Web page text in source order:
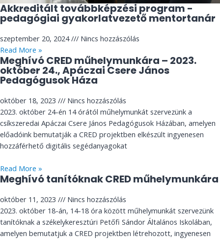
Akkreditált továbbképzési program -
pedagógiai gyakorlatvezető mentortanár
szeptember 20, 2024
Nincs hozzászólás
Read More »
Meghívó CRED műhelymunkára – 2023.
október 24., Apáczai Csere János
Pedagógusok Háza
október 18, 2023
Nincs hozzászólás
2023. október 24-én 14 órától műhelymunkát szervezünk a
csíkszeredai Apáczai Csere János Pedagógusok Házában, amelyen
előadóink bemutatják a CRED projektben elkészült ingyenesen
hozzáférhető digitális segédanyagokat
Read More »
Meghívó tanítóknak CRED műhelymunkára
október 11, 2023
Nincs hozzászólás
2023. október 18-án, 14-18 óra között műhelymunkát szervezünk
tanítóknak a székelykeresztúri Petőfi Sándor Általános Iskolában,
amelyen bemutatjuk a CRED projektben létrehozott, ingyenesen